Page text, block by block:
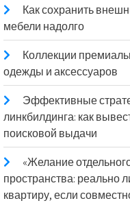
Как сохранить
мебели надолго
Коллекции
одежды и аксессуаров
Эффективные
линкбилдинга: как
поисковой выдачи
«Желание
пространства: реально
квартиру, если